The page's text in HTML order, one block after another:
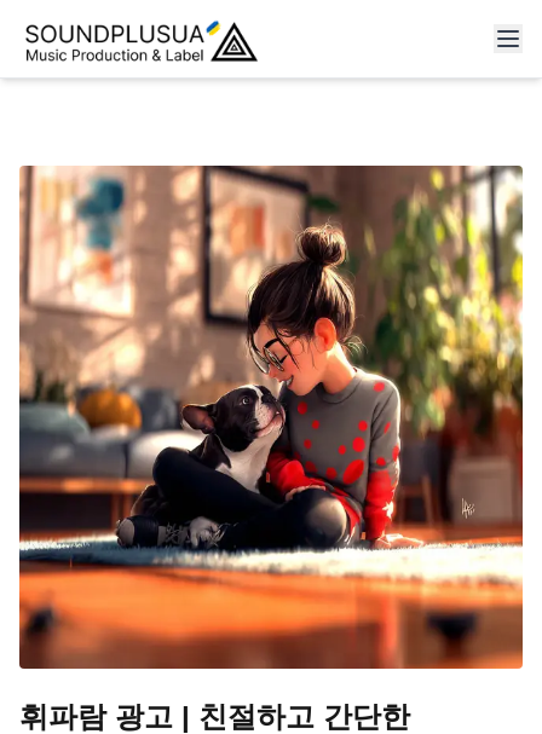
휘파람 광고 | 친절하고 간단한